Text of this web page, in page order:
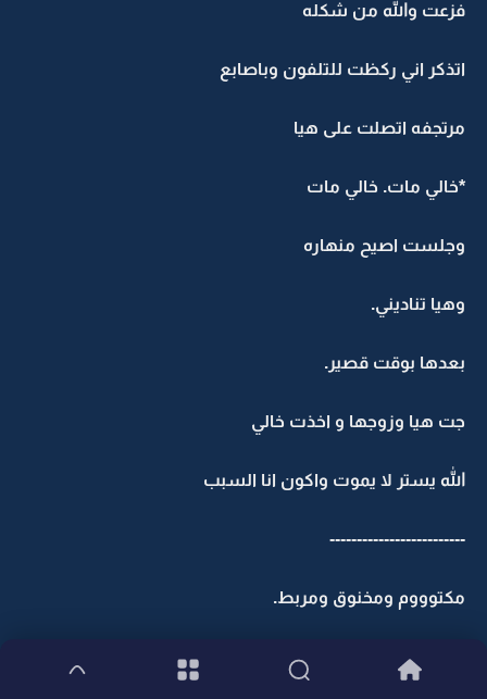
فزعت والله من شكله
اتذكر اني ركظت للتلفون وباصابع
مرتجفه اتصلت على هيا
*خالي مات. خالي مات
وجلست اصيح منهاره
وهيا تناديني.
بعدها بوقت قصير.
جت هيا وزوجها و اخذت خالي
الله يستر لا يموت واكون انا السبب
-------------------------
مكتوووم ومخنوق ومربط.
هذا احساسي احس اني